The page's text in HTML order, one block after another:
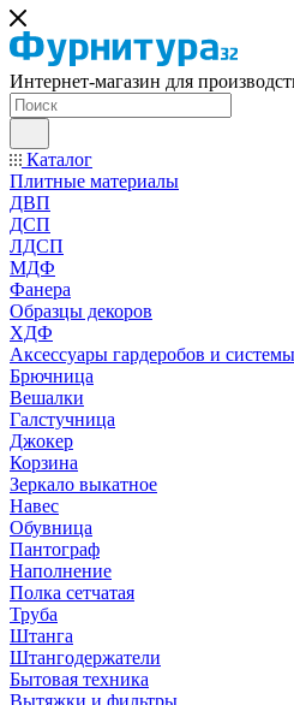
Интернет-магазин для
Каталог
Плитные материалы
ДВП
ДСП
ЛДСП
МДФ
Фанера
Образцы декоров
ХДФ
Аксессуары гардеробов и
Брючница
Вешалки
Галстучница
Джокер
Корзина
Зеркало выкатное
Навес
Обувница
Пантограф
Наполнение
Полка сетчатая
Труба
Штанга
Штангодержатели
Бытовая техника
Вытяжки и фильтры